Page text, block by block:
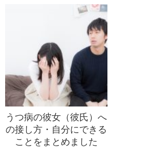
うつ病の彼女（彼氏）へ
の接し方・自分にできる
ことをまとめました